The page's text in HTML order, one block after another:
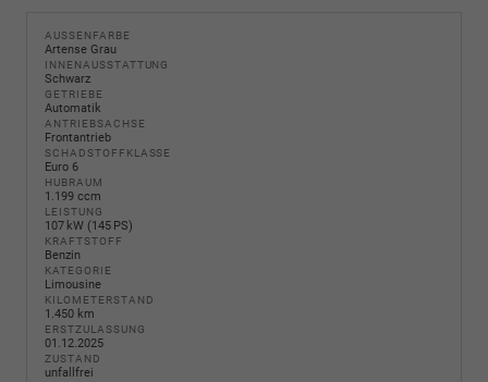
AUSSENFARBE
Artense Grau
INNENAUSSTATTUNG
Schwarz
GETRIEBE
Automatik
ANTRIEBSACHSE
Frontantrieb
SCHADSTOFFKLASSE
Euro 6
HUBRAUM
1.199 ccm
LEISTUNG
107 kW (145 PS)
KRAFTSTOFF
Benzin
KATEGORIE
Limousine
KILOMETERSTAND
1.450 km
ERSTZULASSUNG
01.12.2025
ZUSTAND
unfallfrei